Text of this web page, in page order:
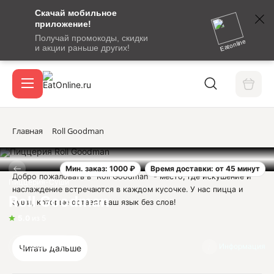
Скачай мобильное
приложение!
Получай промокоды, скидки
и акции раньше других!
Eatonline
сообщение
кодом
подтверждения
Вход / регистрация
Акции
Главная Roll Goodman
Мин. заказ: 1000 ₽
Время доставки: от 45 минут
Пиццерия-Суши
Roll Goodman
Отзывы 4
Добро пожаловать в "Roll Goodman" - место, где искушение и
наслаждение встречаются в каждом кусочке. У нас пицца и
суши, которые оставят ваш язык без слов!
используем только самые качественные ингредиенты, чтобы
Читать дальше